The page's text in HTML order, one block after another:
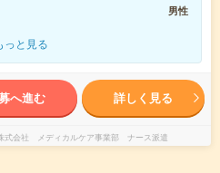
男性
っと見る
へ進む 詳しく見る
式会社 メディカルケア事業部 ナース派遣